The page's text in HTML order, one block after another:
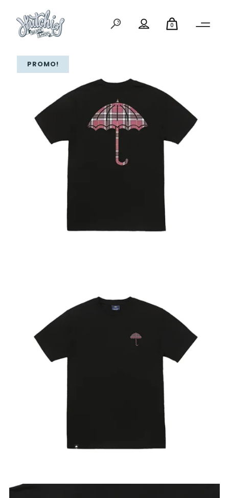
0
PROMO!